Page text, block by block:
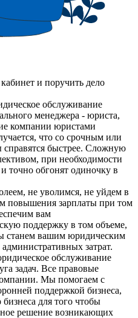
и поручить дело
обслуживание
менеджера - юриста,
компании юристами
что со срочным или
быстрее. Сложную
при необходимости
точно обгонят одиночку в
не уволимся, не уйдем в
повышения зарплаты при том
вам
поддержку в том объеме,
станем вашим юридическим
затрат.
обслуживание
задач. Все правовые
Мы помогаем с
поддержкой бизнеса,
для того чтобы
решение возникающих